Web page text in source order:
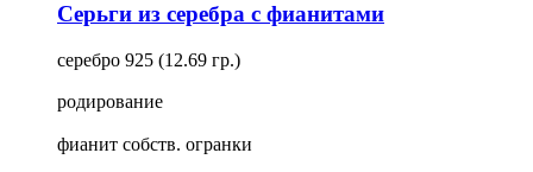
Серьги из серебра с фианитами
серебро 925 (12.69 гр.)
родирование
фианит собств. огранки